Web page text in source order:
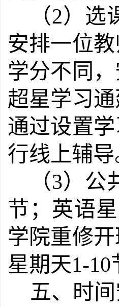
（2）选
安排一位
学分不同
超星学习
通过设置
行线上辅
（3） 公
节；英语
学院重修
星期天1-10
五、时